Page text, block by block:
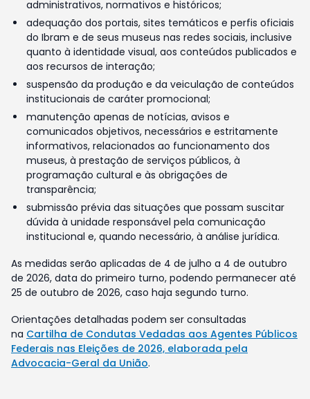
administrativos, normativos e históricos;
adequação dos portais, sites temáticos e perfis oficiais
do Ibram e de seus museus nas redes sociais, inclusive
quanto à identidade visual, aos conteúdos publicados e
aos recursos de interação;
suspensão da produção e da veiculação de conteúdos
institucionais de caráter promocional;
manutenção apenas de notícias, avisos e
comunicados objetivos, necessários e estritamente
informativos, relacionados ao funcionamento dos
museus, à prestação de serviços públicos, à
programação cultural e às obrigações de
transparência;
submissão prévia das situações que possam suscitar
dúvida à unidade responsável pela comunicação
institucional e, quando necessário, à análise jurídica.
As medidas serão aplicadas de 4 de julho a 4 de outubro
de 2026, data do primeiro turno, podendo permanecer até
25 de outubro de 2026, caso haja segundo turno.
Orientações detalhadas podem ser consultadas
na Cartilha de Condutas Vedadas aos Agentes Públicos
Federais nas Eleições de 2026, elaborada pela
Advocacia-Geral da União.